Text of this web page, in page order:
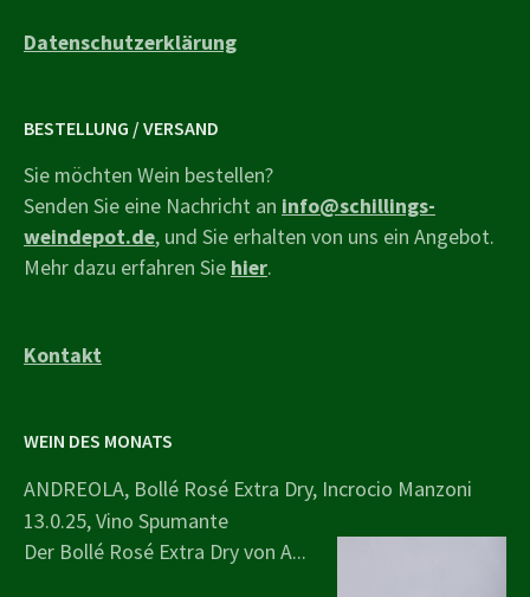
Datenschutzerklärung
BESTELLUNG / VERSAND
Sie möchten Wein bestellen?
Senden Sie eine Nachricht an info@schillings-
weindepot.de, und Sie erhalten von uns ein Angebot.
Mehr dazu erfahren Sie hier.
Kontakt
WEIN DES MONATS
ANDREOLA, Bollé Rosé Extra Dry, Incrocio Manzoni
13.0.25, Vino Spumante
Der Bollé Rosé Extra Dry von A...